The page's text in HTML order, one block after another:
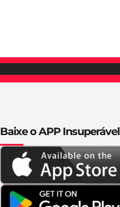
Baixe o APP Insuperável